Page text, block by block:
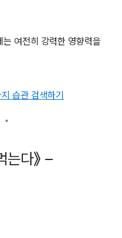
여전히 강력한 영향력을
습관 검색하기
는다》 –